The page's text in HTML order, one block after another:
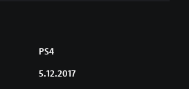
PS4
5.12.2017